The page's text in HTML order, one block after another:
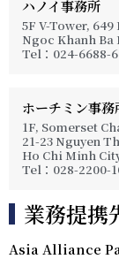
ハノイ事務所
5F V-Tower,
Ngoc Khanh
Tel：024-6688-
ホーチミン事務
1F, Somerset
21-23 Nguyen
Ho Chi Minh
Tel：028-2200-
業務提携
Asia Alliance